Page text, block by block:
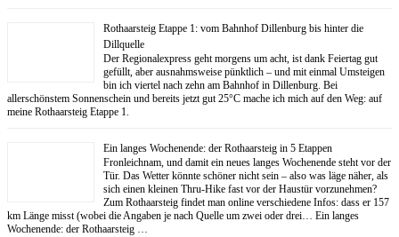
Rothaarsteig Etappe 1: vom Bahnhof Dillenburg bis hinter die
Dillquelle
Der Regionalexpress geht morgens um acht, ist dank Feiertag gut
gefüllt, aber ausnahmsweise pünktlich – und mit einmal Umsteigen
bin ich viertel nach zehn am Bahnhof in Dillenburg. Bei
allerschönstem Sonnenschein und bereits jetzt gut 25°C mache ich mich auf den Weg: auf
meine Rothaarsteig Etappe 1.
Ein langes Wochenende: der Rothaarsteig in 5 Etappen
Fronleichnam, und damit ein neues langes Wochenende steht vor der
Tür. Das Wetter könnte schöner nicht sein – also was läge näher, als
sich einen kleinen Thru-Hike fast vor der Haustür vorzunehmen?
Zum Rothaarsteig findet man online verschiedene Infos: dass er 157
km Länge misst (wobei die Angaben je nach Quelle um zwei oder drei… Ein langes
Wochenende: der Rothaarsteig …